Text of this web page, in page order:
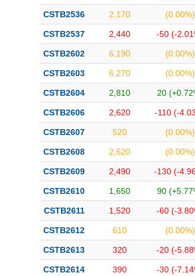
CSTB2536 2,170 (0.00%)
CSTB2537 2,440 -50 (-
CSTB2602 6,190 (0.00%)
CSTB2603 6,270 (0.00%)
CSTB2604 2,810 20
CSTB2606 2,620 -110 (-
CSTB2607 520 (0.00%)
CSTB2608 2,620 (0.00%)
CSTB2609 2,490 -130 (-
CSTB2610 1,650 90
CSTB2611 1,520 -60 (-
CSTB2612 610 (0.00%)
CSTB2613 320 -20 (-
CSTB2614 390 -30 (-
Lãnh đạo(-)
Người nội bộ Người liên quan
Tin tức(-)
Bài viết của tác giả(-)
Báo cáo phân tích (-)
Thuật ngữ(-)
Dịch vụ(-)
Đào tạo
Sách tài chính